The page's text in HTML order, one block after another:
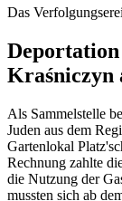
Das
Kraśniczyn
Als Sammelstelle
Juden aus dem
Gartenlokal
Rechnung zahlte
die Nutzung der
mussten sich ab